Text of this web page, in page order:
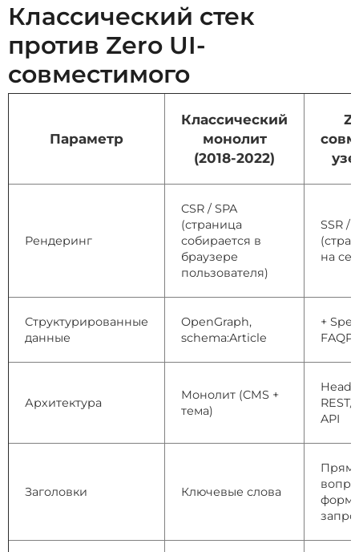
Классический стек
против Zero UI-
совместимого
Параметр
Классический
монолит
(2018-2022)
Рендеринг
CSR / SPA
(страница
собирается в
браузере
пользователя)
SSR /
на
Структурированные
данные
OpenGraph,
schema:Article
+
Архитектура
Монолит (CMS +
тема)
API
Заголовки Ключевые слова